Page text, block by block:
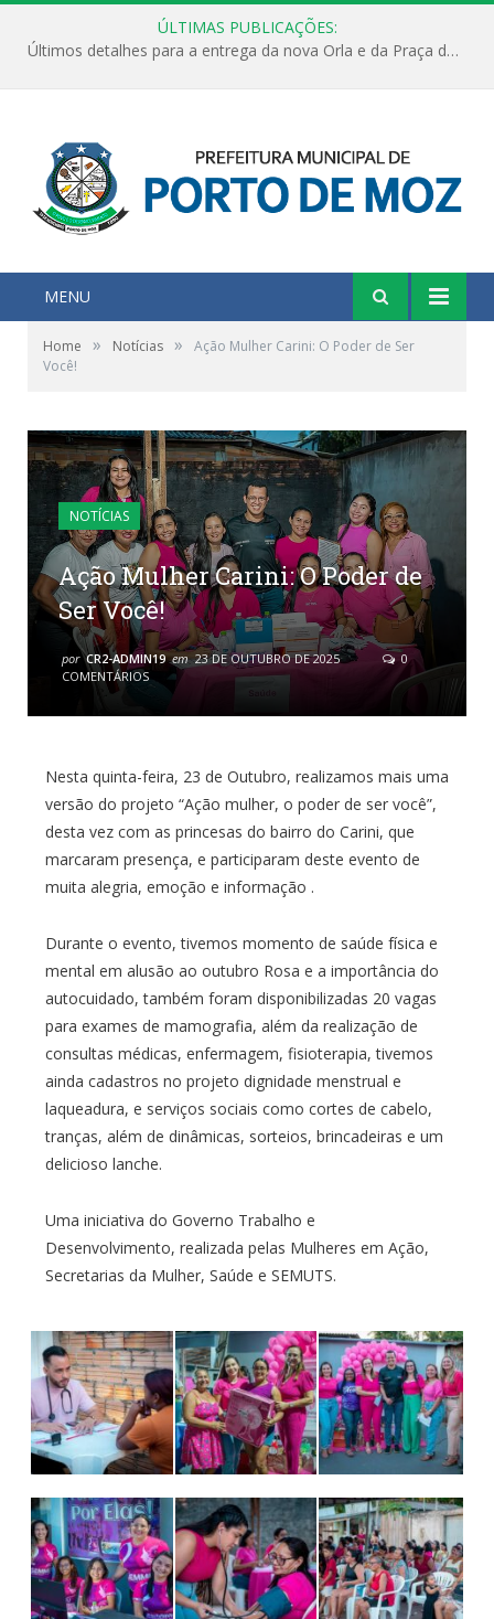
ÚLTIMAS PUBLICAÇÕES:
Últimos detalhes para a entrega da nova Orla e da Praça do Praião
MENU
Home » Notícias »
Ação Mulher Carini: O Poder de Ser
Você!
NOTÍCIAS
Ação Mulher Carini: O Poder de
Ser Você!
por CR2-ADMIN19 em 23 DE OUTUBRO DE 2025
0
COMENTÁRIOS
Nesta quinta-feira, 23 de Outubro, realizamos mais uma
versão do projeto “Ação mulher, o poder de ser você”,
desta vez com as princesas do bairro do Carini, que
marcaram presença, e participaram deste evento de
muita alegria, emoção e informação .
Durante o evento, tivemos momento de saúde física e
mental em alusão ao outubro Rosa e a importância do
autocuidado, também foram disponibilizadas 20 vagas
para exames de mamografia, além da realização de
consultas médicas, enfermagem, fisioterapia, tivemos
ainda cadastros no projeto dignidade menstrual e
laqueadura, e serviços sociais como cortes de cabelo,
tranças, além de dinâmicas, sorteios, brincadeiras e um
delicioso lanche.
Uma iniciativa do Governo Trabalho e
Desenvolvimento, realizada pelas Mulheres em Ação,
Secretarias da Mulher, Saúde e SEMUTS.